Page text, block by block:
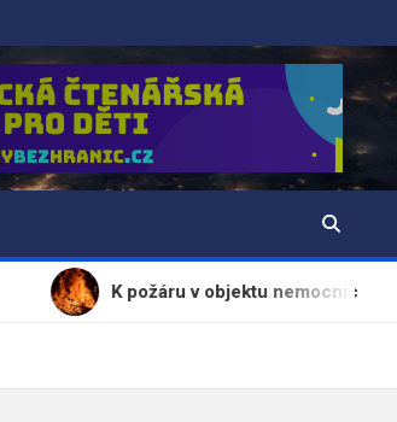
K požáru v objektu nemocnice vyjeli hasiči na